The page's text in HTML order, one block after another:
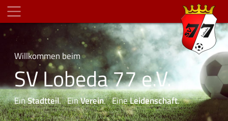
Willkommen beim
SV Lobeda 77 e.V.
EinStadtteil. EinVerein. EineLeidenschaft.